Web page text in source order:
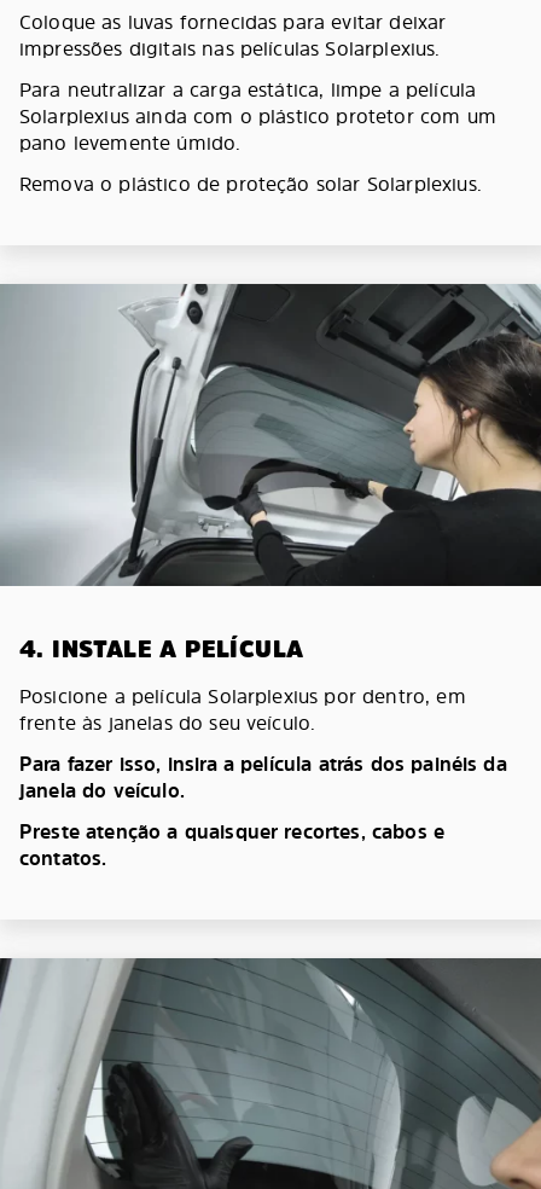
Coloque as luvas fornecidas para evitar deixar
impressões digitais nas películas Solarplexius.
Para neutralizar a carga estática, limpe a película
Solarplexius ainda com o plástico protetor com um
pano levemente úmido.
Remova o plástico de proteção solar Solarplexius.
4. INSTALE A PELÍCULA
Posicione a película Solarplexius por dentro, em
frente às janelas do seu veículo.
Para fazer isso, insira a película atrás dos painéis da
janela do veículo.
Preste atenção a quaisquer recortes, cabos e
contatos.